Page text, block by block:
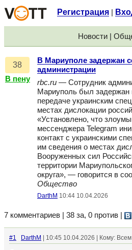
Регистрация
Новости |
38
В пену
В Мариуполе задержан
администрации
rbc.ru — Сотрудник
Мариуполь был задержан
передаче украинским
местах дислокации
«Установлено, что
мессенджера Telegram
контакт с украинскими
им сведения о местах
Вооруженных сил
территории
округа», — говорится в
Общество
DarthM 10:44 10.04.2026
7 комментариев | 38 за, 0 против
#1 DarthM | 10:45 10.04.2026 | Кому: Всем